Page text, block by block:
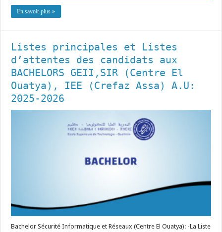
En savoir plus »
Listes principales et Listes
d’attentes des candidats aux
BACHELORS GEII,SIR (Centre El
Ouatya), IEE (Crefaz Assa) A.U:
2025-2026
Bachelor Sécurité Informatique et Réseaux (Centre El Ouatya): -La Liste